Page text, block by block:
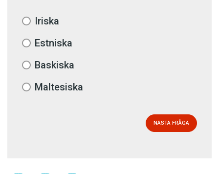
Iriska
Estniska
Baskiska
Maltesiska
NÄSTA FRÅGA